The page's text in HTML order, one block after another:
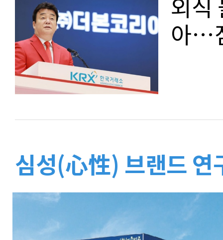
아…
심성(心性) 브랜드 연